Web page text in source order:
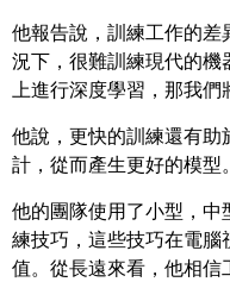
他報告說，訓練工作的差
況下，很難訓練現代的機
上進行深度學習，那我們
他說，更快的訓練還有助
計，從而產生更好的模型。
他的團隊使用了小型，中
練技巧，這些技巧在電
值。從長遠來看，他相信